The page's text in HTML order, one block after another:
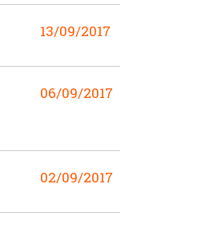
13/09/2017
06/09/2017
02/09/2017